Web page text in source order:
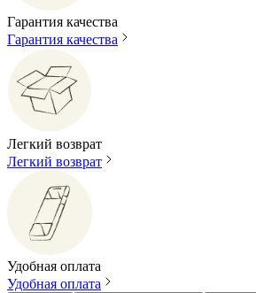
Гарантия качества
Гарантия качества
Легкий возврат
Легкий возврат
Удобная оплата
Удобная оплата